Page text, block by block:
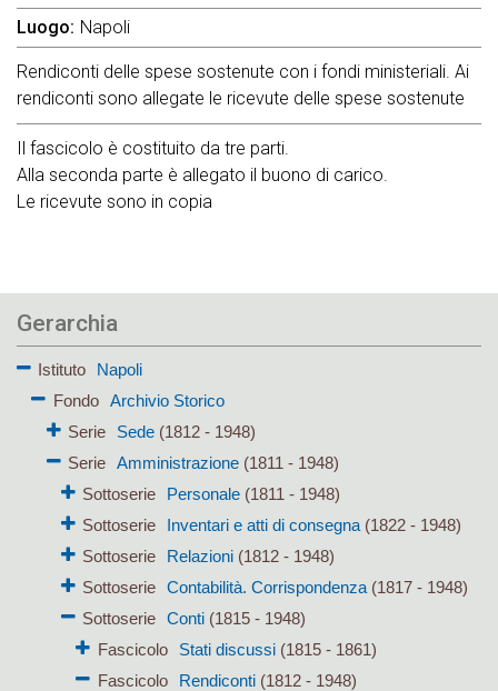
Luogo Napoli
Rendiconti delle spese sostenute con i fondi ministeriali. Ai
rendiconti sono allegate le ricevute delle spese sostenute
Il fascicolo è costituito da tre parti.
Alla seconda parte è allegato il buono di carico.
Le ricevute sono in copia
Gerarchia
Istituto
Napoli
Fondo
Archivio Storico
Serie
Sede(1812 - 1948)
Serie Amministrazione(1811 - 1948)
Sottoserie
Personale (1811 - 1948)
Sottoserie
Inventari e atti di consegna (1822 - 1948)
Sottoserie
Relazioni (1812 - 1948)
Sottoserie
Contabilità. Corrispondenza (1817 - 1948)
Sottoserie
Conti (1815 - 1948)
Fascicolo
Stati discussi(1815 - 1861)
Fascicolo
Rendiconti(1812 - 1948)